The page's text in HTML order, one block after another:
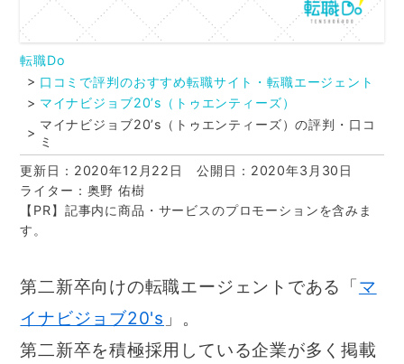
転職Do
口コミで評判のおすすめ転職サイト・転職エージェント
マイナビジョブ20’s（トゥエンティーズ）
マイナビジョブ20’s（トゥエンティーズ）の評判・口コ
ミ
更新日：2020年12月22日
公開日：2020年3月30日
ライター：奥野 佑樹
【PR】記事内に商品・サービスのプロモーションを含みま
す。
第二新卒向けの転職エージェントである「マ
イナビジョブ20's 」。
第二新卒を積極採用している企業が多く掲載